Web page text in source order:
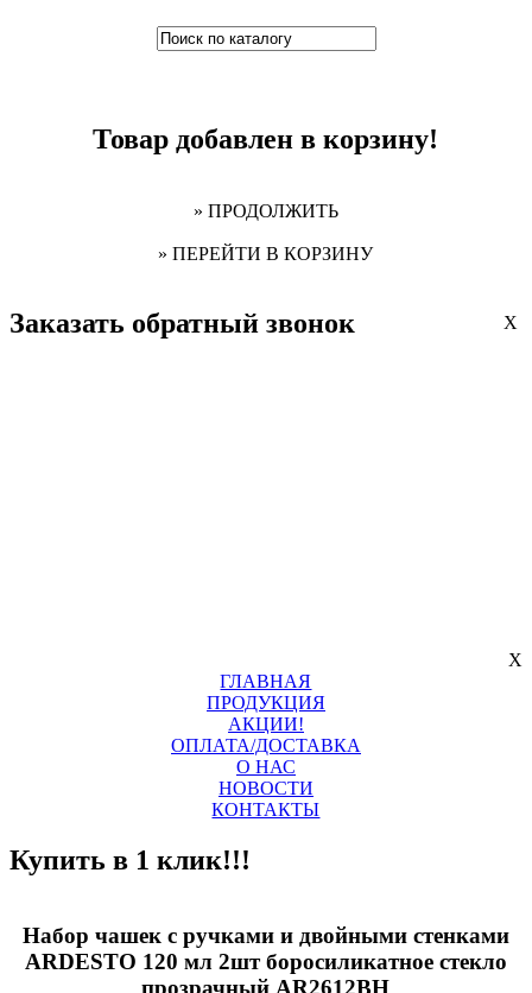
Товар добавлен в корзину!
» ПРОДОЛЖИТЬ
» ПЕРЕЙТИ В КОРЗИНУ
Заказать обратный звонок X
X
ГЛАВНАЯ
ПРОДУКЦИЯ
АКЦИИ!
ОПЛАТА/ДОСТАВКА
О НАС
НОВОСТИ
КОНТАКТЫ
Купить в 1 клик!!!
Набор чашек с ручками и двойными стенками
ARDESTO 120 мл 2шт боросиликатное стекло
прозрачный AR2612BH